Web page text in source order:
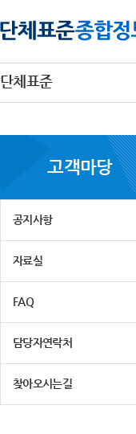
단체표준
고객마당
공지사항
자료실
FAQ
담당자연락처
찾아오시는길